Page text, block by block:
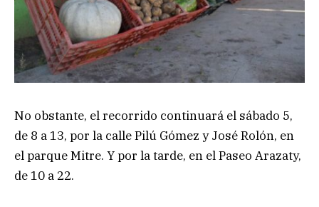
No obstante, el recorrido continuará el sábado 5,
de 8 a 13, por la calle Pilú Gómez y José Rolón, en
el parque Mitre. Y por la tarde, en el Paseo Arazaty,
de 10 a 22.